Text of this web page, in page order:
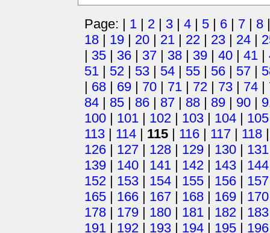
Page: | 1 | 2 | 3 | 4 | 5 | 6 | 7 | 8
18 | 19 | 20 | 21 | 22 | 23 | 24 |
| 35 | 36 | 37 | 38 | 39 | 40 | 41 |
51 | 52 | 53 | 54 | 55 | 56 | 57 |
| 68 | 69 | 70 | 71 | 72 | 73 | 74 |
84 | 85 | 86 | 87 | 88 | 89 | 90 |
100 | 101 | 102 | 103 | 104 | 105
113 | 114 | 115 | 116 | 117 | 118
126 | 127 | 128 | 129 | 130 | 131
139 | 140 | 141 | 142 | 143 | 144
152 | 153 | 154 | 155 | 156 | 157
165 | 166 | 167 | 168 | 169 | 170
178 | 179 | 180 | 181 | 182 | 183
191 | 192 | 193 | 194 | 195 | 196